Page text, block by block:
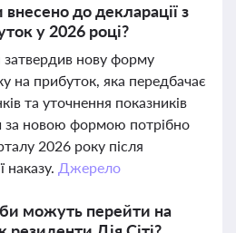
внесено до декларації з
у 2026 році?
нову форму
на прибуток, яка передбачає
та уточнення показників
за новою формою потрібно
2026 року після
наказу. Джерело
можуть перейти на